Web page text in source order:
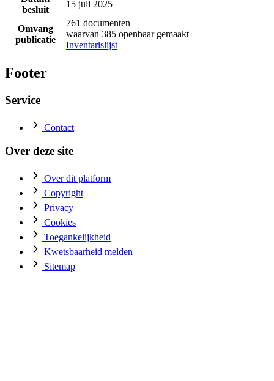
besluit
15 juli 2025
Omvang
publicatie
761 documenten
waarvan 385 openbaar gemaakt
Inventarislijst
Footer
Service
Contact
Over deze site
Over dit platform
Copyright
Privacy
Cookies
Toegankelijkheid
Kwetsbaarheid melden
Sitemap